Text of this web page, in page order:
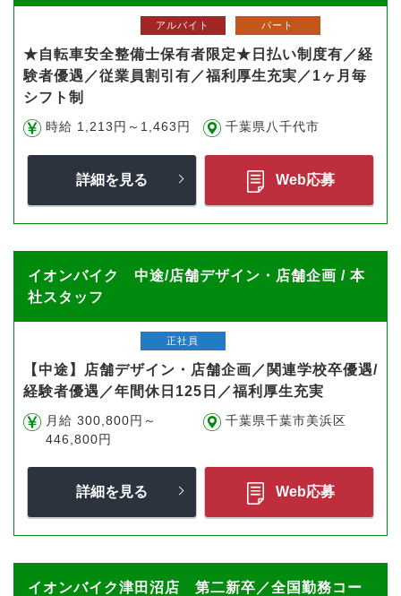
アルバイト パート
★自転車安全整備士保有者限定★日払い制度有／経
験者優遇／従業員割引有／福利厚生充実／1ヶ月毎
シフト制
時給 1,213円～1,463円 千葉県八千代市
詳細を見る Web応募
イオンバイク 中途/店舗デザイン・店舗企画 / 本
社スタッフ
正社員
【中途】店舗デザイン・店舗企画／関連学校卒優遇/
経験者優遇／年間休日125日／福利厚生充実
月給 300,800円～
446,800円
千葉県千葉市美浜区
詳細を見る Web応募
イオンバイク津田沼店 第二新卒／全国勤務コー